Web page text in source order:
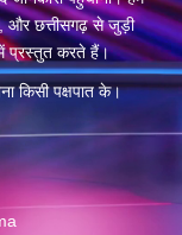
और छत्तीसगढ़ से जुड़ी
प्रस्तुत करते हैं।
किसी पक्षपात के।